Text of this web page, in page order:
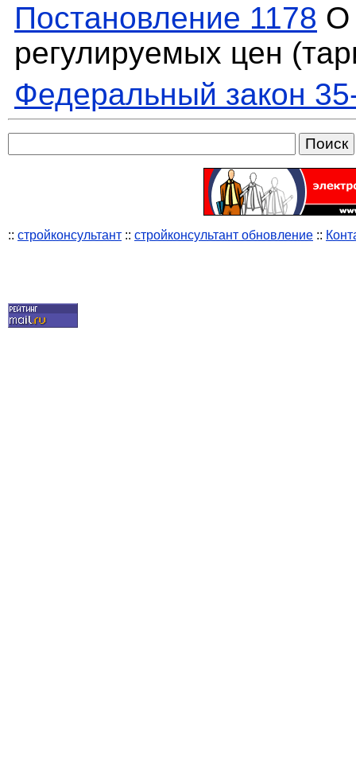
Постановление 1178 О
регулируемых цен
Федеральный закон
:: стройконсультант :: стройконсультант обновление ::